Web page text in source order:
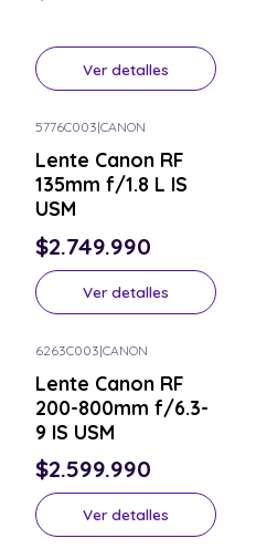
Ver detalles
5776C003|CANON
Lente Canon RF
135mm f/1.8 L IS
USM
$2.749.990
Ver detalles
6263C003|CANON
Lente Canon RF
200-800mm f/6.3-
9 IS USM
$2.599.990
Ver detalles